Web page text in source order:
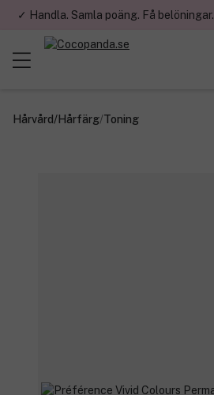
✓ Handla. Samla poäng. Få belöningar.
Hårvård/Hårfärg/Toning